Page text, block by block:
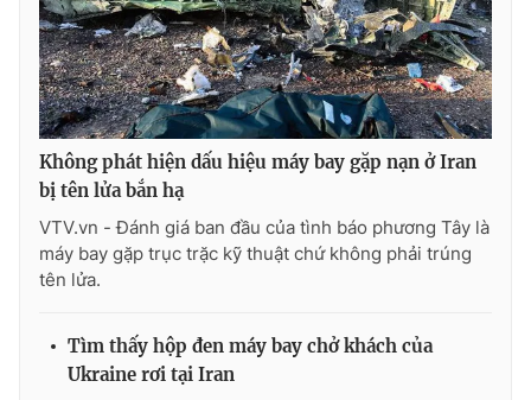
® Cấm sao chép dưới mọi hình thức nếu không có sự chấp
thuận bằng văn bản. Ghi rõ nguồn VTV.vn khi phát hành lại
thông tin từ website này.
Không phát hiện dấu hiệu máy bay gặp nạn ở Iran
bị tên lửa bắn hạ
VTV.vn - Đánh giá ban đầu của tình báo phương Tây là
máy bay gặp trục trặc kỹ thuật chứ không phải trúng
tên lửa.
Tìm thấy hộp đen máy bay chở khách của
Ukraine rơi tại Iran